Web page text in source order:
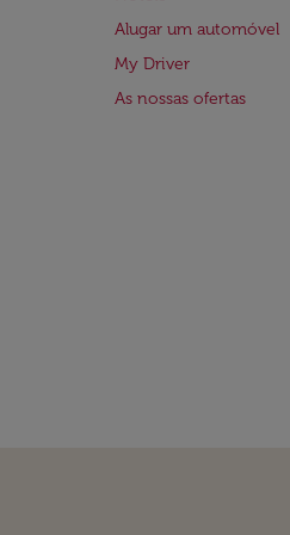
Alugar um automóvel
My Driver
As nossas ofertas